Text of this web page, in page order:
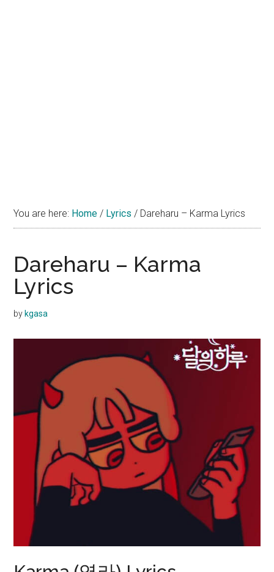
You are here: Home / Lyrics / Dareharu – Karma Lyrics
Dareharu – Karma
Lyrics
by kgasa